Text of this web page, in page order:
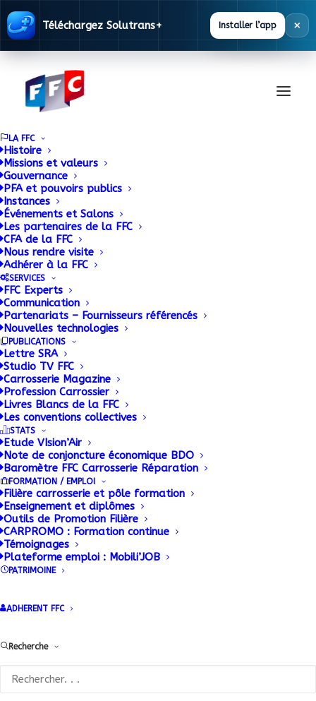
Téléchargez Solutrans+ Installer l’app ×
LA FFC
Histoire
Missions et valeurs
Gouvernance
PFA et pouvoirs publics
Instances
Événements et Salons
Les partenaires de la FFC
CFA de la FFC
Nous rendre visite
Adhérer à la FFC
SERVICES
FFC Experts
Communication
Partenariats – Fournisseurs référencés
Nouvelles technologies
PUBLICATIONS
Lettre SRA
Studio TV FFC
Carrosserie Magazine
Profession Carrossier
Livres Blancs de la FFC
Les conventions collectives
STATS
Etude VIsion’Air
Note de conjoncture économique BDO
Baromètre FFC Carrosserie Réparation
FORMATION / EMPLOI
Filière carrosserie et pôle formation
Enseignement et diplômes
Outils de Promotion Filière
CARPROMO : Formation continue
Témoignages
Plateforme emploi : Mobili’JOB
PATRIMOINE
ADHERENT FFC
Recherche
La FFC CONSTRUCTEURS met à
disposition des ses adhérents une base
documentaire alimentée en permanence.
Accueil FFC Constructeurs
Dernières publications FFC
Constructeurs